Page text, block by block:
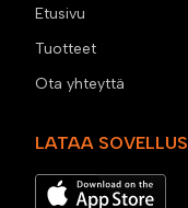
Etusivu
Tuotteet
Ota yhteyttä
LATAA SOVELLUS